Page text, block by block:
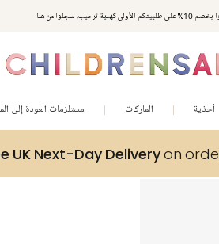
كهدية ترحيب. سجلوا من هنا
النقاط مع كل عملية شراء لتحصلوا على هدايا حصرية وعروض مصممة
متطلباتكم
أحذية الماركات مستلزمات العودة إلى
UK Next-Day Deliveryon